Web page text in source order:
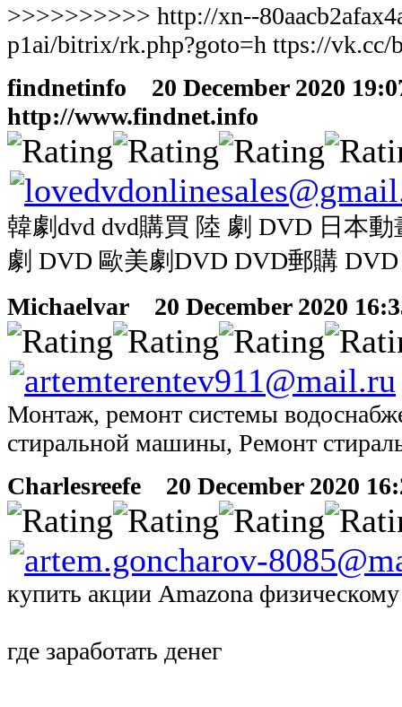
>>>>>>>>>> http://xn--
p1ai/bitrix/rk.php?goto=h ttps://vk.cc/
findnetinfo
20 December 2020
http://www.findnet.info
韓劇dvd dvd購買 陸 劇 DVD 日本
劇 DVD 歐美劇DVD DVD郵購
Michaelvar
20 December 2020
Монтаж, ремонт системы
стиральной машины, Ремонт
Charlesreefe
20 December 2020
купить акции Amazonа физическому
где заработать денег